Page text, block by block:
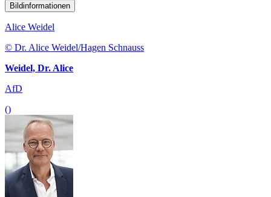
Bildinformationen
Alice Weidel
© Dr. Alice Weidel/Hagen Schnauss
Weidel, Dr. Alice
AfD
()